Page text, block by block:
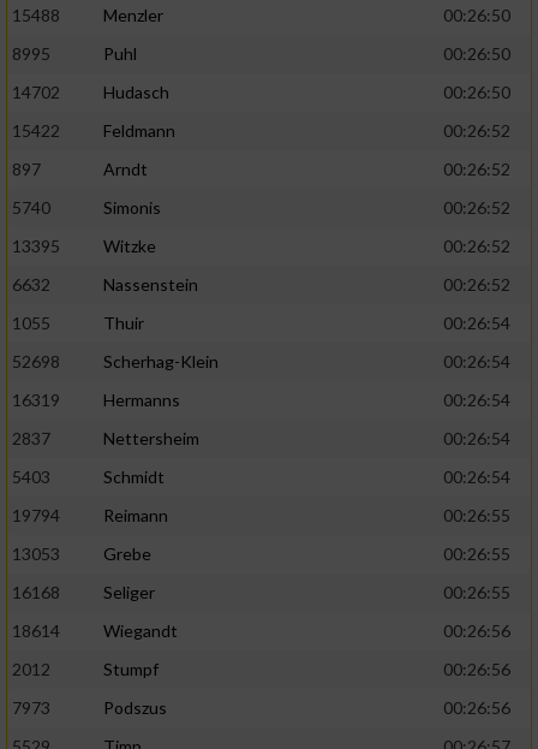
15488
Menzler
00:26:50
8995
Puhl
00:26:50
14702
Hudasch
00:26:50
15422
Feldmann
00:26:52
897
Arndt
00:26:52
5740
Simonis
00:26:52
13395
Witzke
00:26:52
6632
Nassenstein
00:26:52
1055
Thuir
00:26:54
52698
Scherhag-Klein
00:26:54
16319
Hermanns
00:26:54
2837
Nettersheim
00:26:54
5403
Schmidt
00:26:54
19794
Reimann
00:26:55
13053
Grebe
00:26:55
16168
Seliger
00:26:55
18614
Wiegandt
00:26:56
2012
Stumpf
00:26:56
7973
Podszus
00:26:56